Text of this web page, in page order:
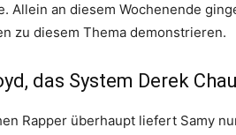
Allein an diesem Wochenende
zu diesem Thema demonstrieren.
das System Derek
Rapper überhaupt liefert Samy